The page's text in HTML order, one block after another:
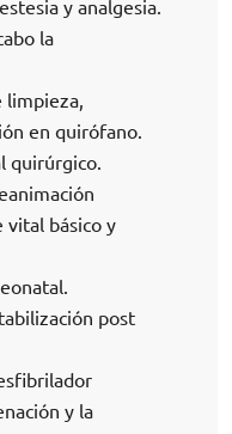
y analgesia.
la
en quirófano.
quirúrgico.
vital básico y
post
y la